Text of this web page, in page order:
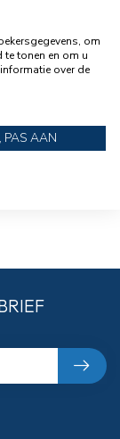
om
te tonen en om u
over de
PAS AAN